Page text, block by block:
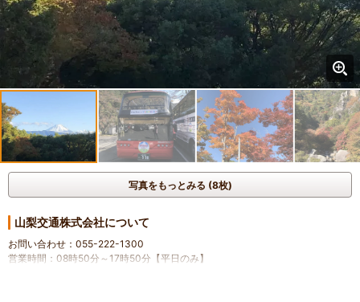
写真をもっとみる (8枚)
山梨交通株式会社について
お問い合わせ：055-222-1300
営業時間：08時50分～17時50分【平日のみ】